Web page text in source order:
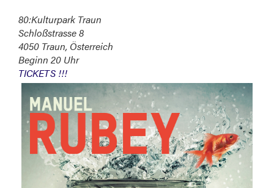
80:Kulturpark Traun
Schloßstrasse 8
4050 Traun, Österreich
Beginn 20 Uhr
TICKETS !!!